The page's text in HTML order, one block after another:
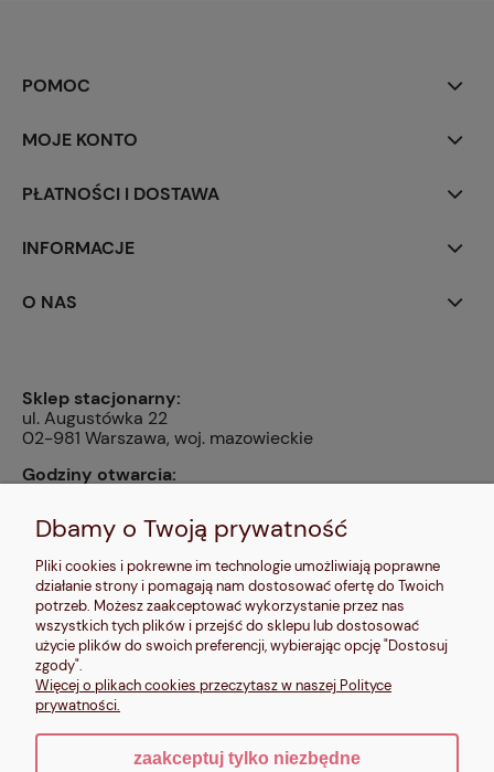
POMOC
MOJE KONTO
PŁATNOŚCI I DOSTAWA
INFORMACJE
O NAS
Sklep stacjonarny:
ul. Augustówka 22
02-981 Warszawa, woj. mazowieckie
Godziny otwarcia:
13:00, nd: nieczynne
604 680 566,
kontakt@makalele.pl;makalele@poczta.fm
Adres rejestrowy:
ul. Bartycka 63A/32
00-716 Warszawa
NIP: 6621635689
Dbamy o Twoją prywatność
Pliki cookies i pokrewne im technologie umożliwiają poprawne
działanie strony i pomagają nam dostosować ofertę do Twoich
potrzeb. Możesz zaakceptować wykorzystanie przez nas
wszystkich tych plików i przejść do sklepu lub dostosować
użycie plików do swoich preferencji, wybierając opcję "Dostosuj
zgody".
Więcej o plikach cookies przeczytasz w naszej Polityce
prywatności.
zaakceptuj tylko niezbędne